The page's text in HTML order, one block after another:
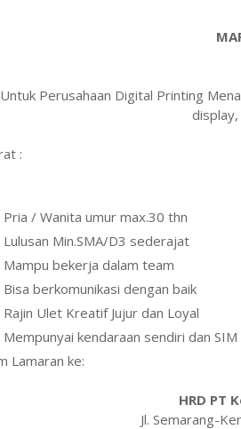
Untuk Perusahaan Digital Printing
:
Pria / Wanita umur max.30 thn
Lulusan Min.SMA/D3 sederajat
Mampu bekerja dalam team
Bisa berkomunikasi dengan baik
Rajin Ulet Kreatif Jujur dan Loyal
Mempunyai kendaraan sendiri dan SIM
Lamaran ke:
HRD PT
Jl. Semarang-